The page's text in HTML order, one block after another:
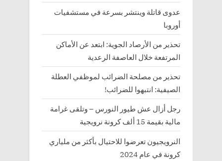
عدوى قاتلة وينتشر بسرعة في مستشفيات
أوروبا
تحذير من الأرصاد الجوية: ابتعد عن الأماكن
المرتفعة خلال العاصفة الرعدية
تحذير من مصلحة الضرائب لموظفي العطلة
الصيفية: انتبهوا للضرائب!
رجل أزال عش طيور النورس – وتلقى غرامة
مالية بقيمة 15 ألف كرونة نرويجية
النرويجيون تعرضوا للاحتيال بأكثر من ملياري
كرونة في عام 2024